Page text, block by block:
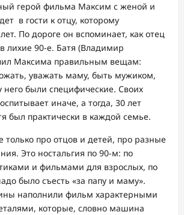
герой фильма Максим с женой и
в гости к отцу, которому
По дороге он вспоминает, как отец
лихие 90-е. Батя (Владимир
Максима правильным вещам:
уважать маму, быть мужиком,
него были специфические. Своих
иначе, а тогда, 30 лет
был практически в каждой семье.
только про отцов и детей, про разные
Это ностальгия по 90-м: по
и фильмами для взрослых, по
было съесть «за папу и маму».
наполнили фильм характерными
которые, словно машина